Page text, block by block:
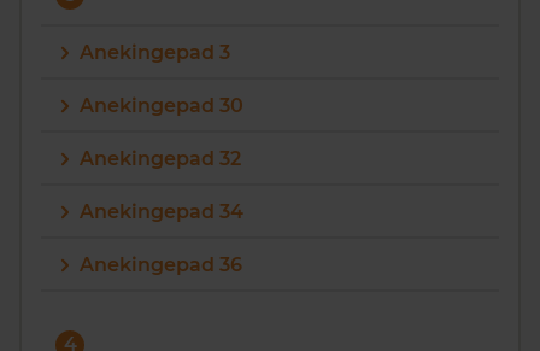
Anekingepad 3
Anekingepad 30
Anekingepad 32
Anekingepad 34
Anekingepad 36
4